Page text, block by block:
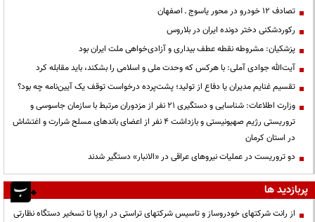
تصادف ۱۲ خودرو در محور یاسوج ـ اصفهان
رکوردشکنی دختر دونده ایران در بلاروس
پزشکیان: مشروطه نقطه عطف بیداری و آزادی‌خواهی ملت ایران بود
آیت‌الله جوادی آملی: با هرکس که وحدت ملی و اسلامی را بشکند، باید مقابله کرد
تقسیم غنایم مدیران یا دفاع از تولید؛ پشت‌پرده درخواست توقف یک آیین‌نامه چه بود؟
وزارت اطلاعات: شناسایی و دستگیری ۲۱ نفر از مزدوران مرتبط با سازمان جاسوسی و
تروریستی رژیم صهیونیستی و بازداشت ۴ نفر از اعضای باندهای مسلح شرارت و اغتشاش
در استان کرمان
دو تروریست در عملیات نیروهای عراقی در «الانبار» دستگیر شدند
پربازدید ها
از رانت‌ شرکتهای خودروساز و تاسیس شرکتهای تراستی در اروپا تا تسخیر دستگاه نظارتی